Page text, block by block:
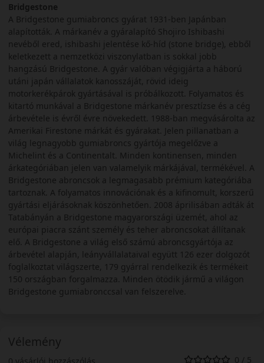
Bridgestone
A Bridgestone gumiabroncs gyárat 1931-ben Japánban
alapították. A márkanév a gyáralapító Shojiro Ishibashi
nevéből ered, ishibashi jelentése kő-híd (stone bridge), ebből
keletkezett a nemzetközi viszonylatban is sokkal jobb
hangzású Bridgestone. A gyár valóban végigjárta a háború
utáni japán vállalatok kanosszáját, rövid ideig
motorkerékpárok gyártásával is próbálkozott. Folyamatos és
kitartó munkával a Bridgestone márkanév presztízse és a cég
árbevétele is évről évre növekedett. 1988-ban megvásárolta az
Amerikai Firestone márkát és gyárakat. Jelen pillanatban a
világ legnagyobb gumiabroncs gyártója megelőzve a
Michelint és a Continentalt. Minden kontinensen, minden
árkategóriában jelen van valamelyik márkájával, termékével. A
Bridgestone abroncsok a legmagasabb prémium kategóriába
tartoznak. A folyamatos innovációnak és a kifinomult, korszerű
gyártási eljárásoknak köszönhetően. 2008 áprilisában adták át
Tatabányán a Bridgestone magyarországi üzemét, ahol az
európai piacra szánt személy és teher abroncsokat állítanak
elő. A Bridgestone a világ első számú abroncsgyártója az
árbevétel alapján, leányvállalataival együtt 126 ezer dolgozót
foglalkoztat világszerte, 179 gyárral rendelkezik és termékeit
150 országban forgalmazza. Minden ötödik jármű a világon
Bridgestone gumiabronccsal van felszerelve.
Vélemény
0 vásárlói hozzászólás 0 / 5